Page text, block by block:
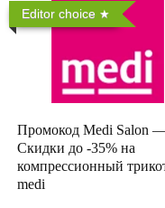
Editor choice
Промокод Medi Salon
Скидки до -35% на
компрессионный
medi